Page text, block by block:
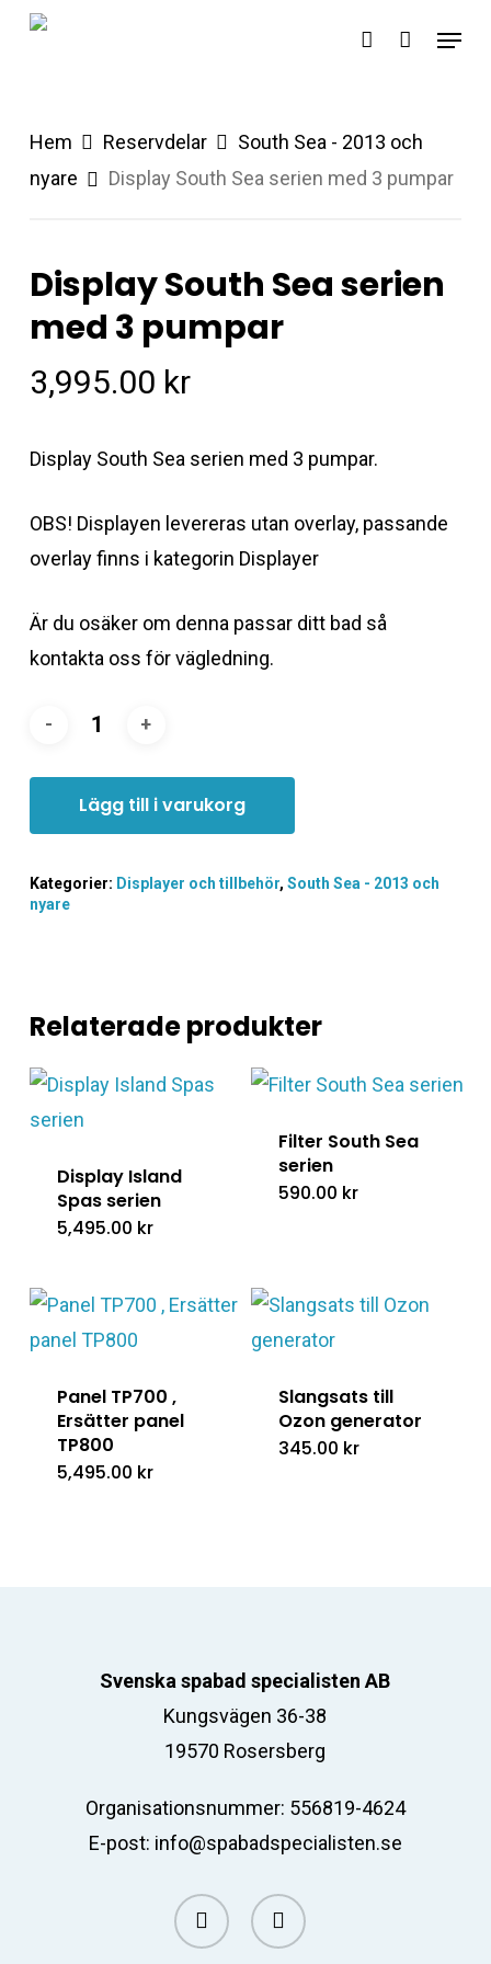
Skip
account
Menu
Hem Reservdelar
South Sea - 2013 och
nyare
Display South Sea serien med 3 pumpar
Display South Sea serien
med 3 pumpar
3,995.00 kr
Display South Sea serien med 3 pumpar.
OBS! Displayen levereras utan overlay, passande
overlay finns i kategorin Displayer
Är du osäker om denna passar ditt bad så
kontakta oss för vägledning.
Lägg till i varukorg
Kategorier: Displayer och tillbehör, South Sea - 2013 och
nyare
Relaterade produkter
Display Island
Spas serien
5,495.00 kr
Filter South Sea
serien
590.00 kr
Panel TP700 ,
Ersätter panel
TP800
5,495.00 kr
Slangsats till
Ozon generator
345.00 kr
Svenska spabad specialisten AB
Kungsvägen 36-38
19570 Rosersberg
Organisationsnummer: 556819-4624
E-post: info@spabadspecialisten.se
facebook email